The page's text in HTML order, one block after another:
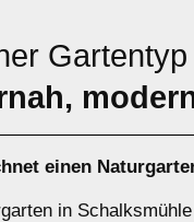
einen
in